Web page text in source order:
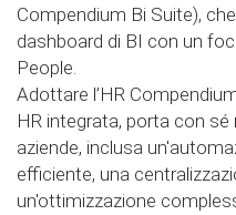
Compendium Bi Suite),
dashboard di BI con un
People.
Adottare l’HR
HR integrata, porta con
aziende, inclusa
efficiente, una
un'ottimizzazione